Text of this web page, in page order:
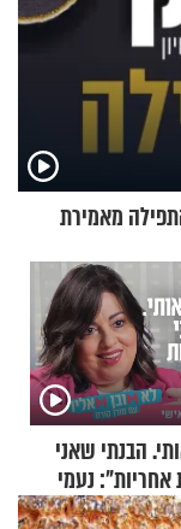
מאמירת
הבנתי שאני
נעמי